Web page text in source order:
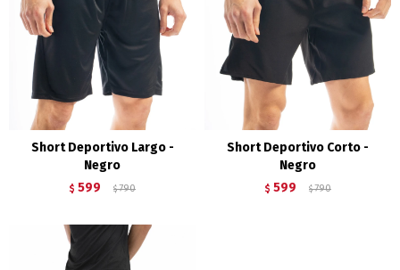
Short Deportivo Largo -
Negro
$ 599 $ 790
Short Deportivo Corto -
Negro
$ 599 $ 790